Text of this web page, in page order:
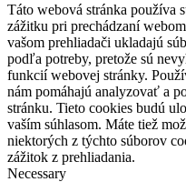
Táto webová stránka používa
zážitku pri prechádzaní
vašom prehliadači ukladajú
podľa potreby, pretože sú
funkcií webovej stránky.
nám pomáhajú analyzovať a
stránku. Tieto cookies budú
vaším súhlasom. Máte tiež
niektorých z týchto súborov
zážitok z prehliadania.
Necessary